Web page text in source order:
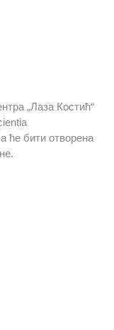
„Лаза Костић“
ће бити отворена